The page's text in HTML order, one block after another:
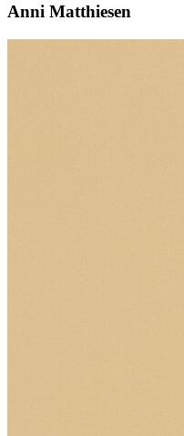
Anni Matthiesen